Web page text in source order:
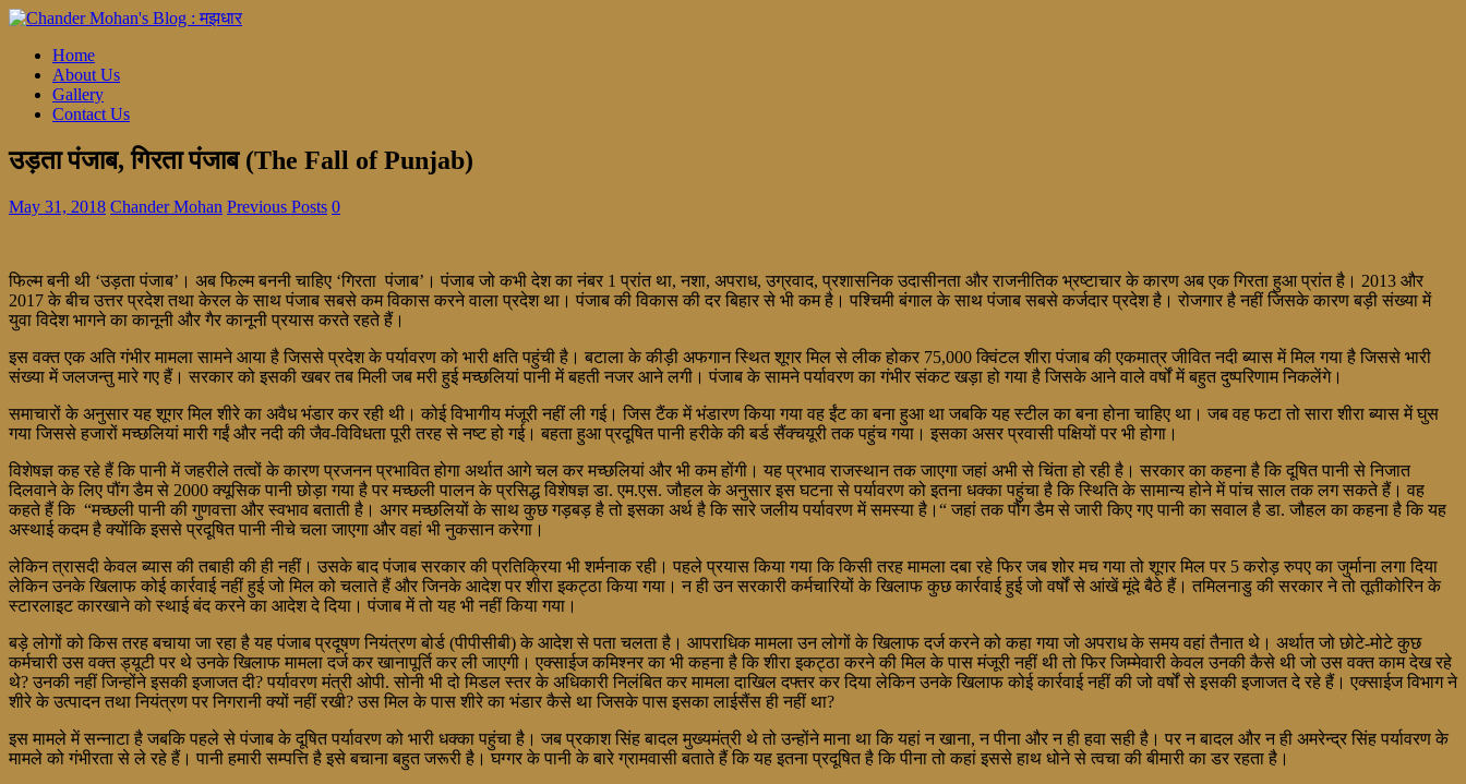
Home
About Us
Gallery
Contact Us
उड़ता पंजाब, गिरता पंजाब (The Fall of Punjab)
May 31, 2018 Chander Mohan Previous Posts 0
फिल्म बनी थी ‘उड़ता पंजाब’। अब फिल्म बननी चाहिए ‘गिरता पंजाब’। पंजाब जो कभी देश का नंबर 1 प्रांत था, नशा, अपराध, उग्रवाद, प्रशासनिक उदासीनता और राजनीतिक भ्रष्टाचार के कारण अब एक गिरता हुआ प्रांत है। 2013 और
2017 के बीच उत्तर प्रदेश तथा केरल के साथ पंजाब सबसे कम विकास करने वाला प्रदेश था। पंजाब की विकास की दर बिहार से भी कम है। पश्चिमी बंगाल के साथ पंजाब सबसे कर्जदार प्रदेश है। रोजगार है नहीं जिसके कारण बड़ी संख्या में
युवा विदेश भागने का कानूनी और गैर कानूनी प्रयास करते रहते हैं।
इस वक्त एक अति गंभीर मामला सामने आया है जिससे प्रदेश के पर्यावरण को भारी क्षति पहुंची है। बटाला के कीड़ी अफगान स्थित शूगर मिल से लीक होकर 75,000 क्विंटल शीरा पंजाब की एकमात्र जीवित नदी ब्यास में मिल गया है जिससे भारी
संख्या में जलजन्तु मारे गए हैं। सरकार को इसकी खबर तब मिली जब मरी हुई मच्छलियां पानी में बहती नजर आने लगी। पंजाब के सामने पर्यावरण का गंभीर संकट खड़ा हो गया है जिसके आने वाले वर्षों में बहुत दुष्परिणाम निकलेंगे।
समाचारों के अनुसार यह शूगर मिल शीरे का अवैध भंडार कर रही थी। कोई विभागीय मंजूरी नहीं ली गई। जिस टैंक में भंडारण किया गया वह ईंट का बना हुआ था जबकि यह स्टील का बना होना चाहिए था। जब वह फटा तो सारा शीरा ब्यास में घुस
गया जिससे हजारों मच्छलियां मारी गईं और नदी की जैव-विविधता पूरी तरह से नष्ट हो गई। बहता हुआ प्रदूषित पानी हरीके की बर्ड सैंक्चयूरी तक पहुंच गया। इसका असर प्रवासी पक्षियों पर भी होगा।
विशेषज्ञ कह रहे हैं कि पानी में जहरीले तत्वों के कारण प्रजनन प्रभावित होगा अर्थात आगे चल कर मच्छलियां और भी कम होंगी। यह प्रभाव राजस्थान तक जाएगा जहां अभी से चिंता हो रही है। सरकार का कहना है कि दूषित पानी से निजात
दिलवाने के लिए पौंग डैम से 2000 क्यूसिक पानी छोड़ा गया है पर मच्छली पालन के प्रसिद्ध विशेषज्ञ डा. एम.एस. जौहल के अनुसार इस घटना से पर्यावरण को इतना धक्का पहुंचा है कि स्थिति के सामान्य होने में पांच साल तक लग सकते हैं। वह
कहते हैं कि “मच्छली पानी की गुणवत्ता और स्वभाव बताती है। अगर मच्छलियों के साथ कुछ गड़बड़ है तो इसका अर्थ है कि सारे जलीय पर्यावरण में समस्या है।“ जहां तक पौंग डैम से जारी किए गए पानी का सवाल है डा. जौहल का कहना है कि यह
अस्थाई कदम है क्योंकि इससे प्रदूषित पानी नीचे चला जाएगा और वहां भी नुकसान करेगा।
लेकिन त्रासदी केवल ब्यास की तबाही की ही नहीं। उसके बाद पंजाब सरकार की प्रतिक्रिया भी शर्मनाक रही। पहले प्रयास किया गया कि किसी तरह मामला दबा रहे फिर जब शोर मच गया तो शूगर मिल पर 5 करोड़ रुपए का जुर्माना लगा दिया
लेकिन उनके खिलाफ कोई कार्रवाई नहीं हुई जो मिल को चलाते हैं और जिनके आदेश पर शीरा इकट्ठा किया गया। न ही उन सरकारी कर्मचारियों के खिलाफ कुछ कार्रवाई हुई जो वर्षों से आंखें मूंदे बैठे हैं। तमिलनाडु की सरकार ने तो तूतीकोरिन के
स्टारलाइट कारखाने को स्थाई बंद करने का आदेश दे दिया। पंजाब में तो यह भी नहीं किया गया।
बड़े लोगों को किस तरह बचाया जा रहा है यह पंजाब प्रदूषण नियंत्रण बोर्ड (पीपीसीबी) के आदेश से पता चलता है। आपराधिक मामला उन लोगों के खिलाफ दर्ज करने को कहा गया जो अपराध के समय वहां तैनात थे। अर्थात जो छोटे-मोटे कुछ
कर्मचारी उस वक्त ड्यूटी पर थे उनके खिलाफ मामला दर्ज कर खानापूर्ति कर ली जाएगी। एक्साईज कमिश्नर का भी कहना है कि शीरा इकट्ठा करने की मिल के पास मंजूरी नहीं थी तो फिर जिम्मेवारी केवल उनकी कैसे थी जो उस वक्त काम देख रहे
थे? उनकी नहीं जिन्होंने इसकी इजाजत दी? पर्यावरण मंत्री ओपी. सोनी भी दो मिडल स्तर के अधिकारी निलंबित कर मामला दाखिल दफ्तर कर दिया लेकिन उनके खिलाफ कोई कार्रवाई नहीं की जो वर्षों से इसकी इजाजत दे रहे हैं। एक्साईज विभाग ने
शीरे के उत्पादन तथा नियंत्रण पर निगरानी क्यों नहीं रखी? उस मिल के पास शीरे का भंडार कैसे था जिसके पास इसका लाईसैंस ही नहीं था?
इस मामले में सन्नाटा है जबकि पहले से पंजाब के दूषित पर्यावरण को भारी धक्का पहुंचा है। जब प्रकाश सिंह बादल मुख्यमंत्री थे तो उन्होंने माना था कि यहां न खाना, न पीना और न ही हवा सही है। पर न बादल और न ही अमरेन्द्र सिंह पर्यावरण के
मामले को गंभीरता से ले रहे हैं। पानी हमारी सम्पत्ति है इसे बचाना बहुत जरूरी है। घग्गर के पानी के बारे ग्रामवासी बताते हैं कि यह इतना प्रदूषित है कि पीना तो कहां इससे हाथ धोने से त्वचा की बीमारी का डर रहता है।